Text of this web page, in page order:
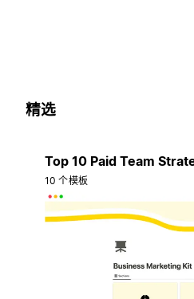
精选
Top 10 Paid Team
10 个模板